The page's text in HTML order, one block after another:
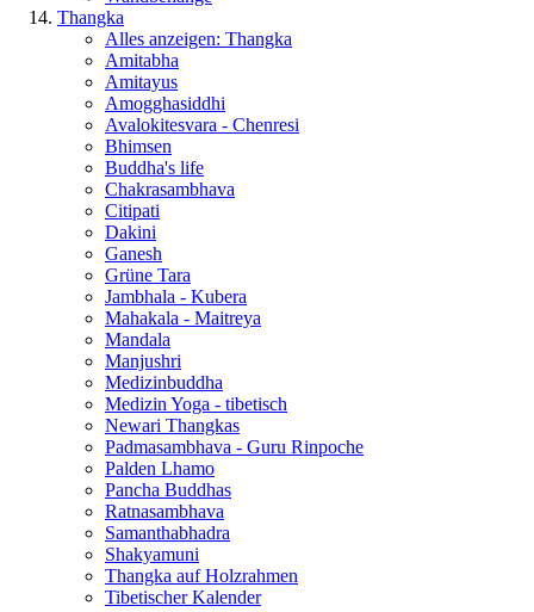
Thangka
Alles anzeigen: Thangka
Amitabha
Amitayus
Amogghasiddhi
Avalokitesvara - Chenresi
Bhimsen
Buddha's life
Chakrasambhava
Citipati
Dakini
Ganesh
Grüne Tara
Jambhala - Kubera
Mahakala - Maitreya
Mandala
Manjushri
Medizinbuddha
Medizin Yoga - tibetisch
Newari Thangkas
Padmasambhava - Guru Rinpoche
Palden Lhamo
Pancha Buddhas
Ratnasambhava
Samanthabhadra
Shakyamuni
Thangka auf Holzrahmen
Tibetischer Kalender